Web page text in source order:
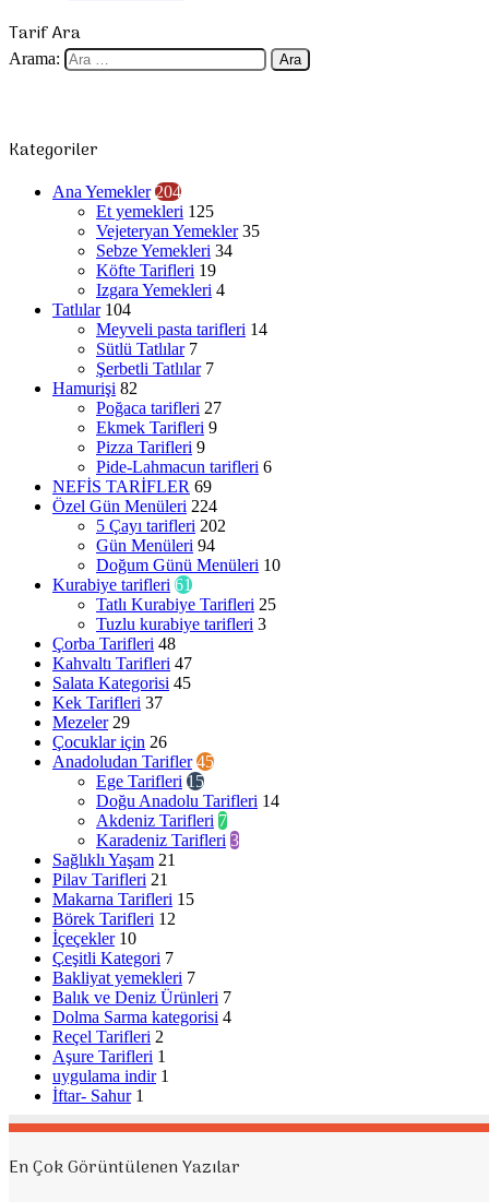
Tarif Ara
Arama:
Kategoriler
Ana Yemekler 204
Et yemekleri 125
Vejeteryan Yemekler 35
Sebze Yemekleri 34
Köfte Tarifleri 19
Izgara Yemekleri 4
Tatlılar 104
Meyveli pasta tarifleri 14
Sütlü Tatlılar 7
Şerbetli Tatlılar 7
Hamurişi 82
Poğaca tarifleri 27
Ekmek Tarifleri 9
Pizza Tarifleri 9
Pide-Lahmacun tarifleri 6
NEFİS TARİFLER 69
Özel Gün Menüleri 224
5 Çayı tarifleri 202
Gün Menüleri 94
Doğum Günü Menüleri 10
Kurabiye tarifleri 61
Tatlı Kurabiye Tarifleri 25
Tuzlu kurabiye tarifleri 3
Çorba Tarifleri 48
Kahvaltı Tarifleri 47
Salata Kategorisi 45
Kek Tarifleri 37
Mezeler 29
Çocuklar için 26
Anadoludan Tarifler 45
Ege Tarifleri 15
Doğu Anadolu Tarifleri 14
Akdeniz Tarifleri 7
Karadeniz Tarifleri 3
Sağlıklı Yaşam 21
Pilav Tarifleri 21
Makarna Tarifleri 15
Börek Tarifleri 12
İçeçekler 10
Çeşitli Kategori 7
Bakliyat yemekleri 7
Balık ve Deniz Ürünleri 7
Dolma Sarma kategorisi 4
Reçel Tarifleri 2
Aşure Tarifleri 1
uygulama indir 1
İftar- Sahur 1
En Çok Görüntülenen Yazılar